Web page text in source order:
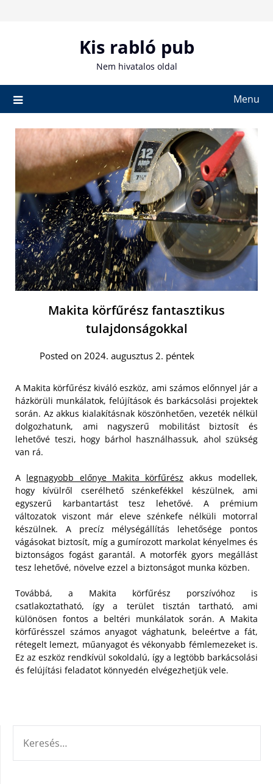
Kis rabló pub
Nem hivatalos oldal
Menu
Makita körfűrész fantasztikus
tulajdonságokkal
Posted on 2024. augusztus 2. péntek
A Makita körfűrész kiváló eszköz, ami számos előnnyel jár a
házkörüli munkálatok, felújítások és barkácsolási projektek
során. Az akkus kialakításnak köszönhetően, vezeték nélkül
dolgozhatunk, ami nagyszerű mobilitást biztosít és
lehetővé teszi, hogy bárhol használhassuk, ahol szükség
van rá.
A legnagyobb előnye Makita körfűrész akkus modellek,
hogy kívülről cserélhető szénkefékkel készülnek, ami
egyszerű karbantartást tesz lehetővé.A prémium
változatok viszont már eleve szénkefe nélküli motorral
készülnek. A precíz mélységállítás lehetősége pontos
vágásokat biztosít, míg a gumírozott markolat kényelmes és
biztonságos fogást garantál. A motorfék gyors megállást
tesz lehetővé, növelve ezzel a biztonságot munka közben.
Továbbá, a Makita körfűrész porszívóhoz is
csatlakoztatható, így a terület tisztán tartható, ami
különösen fontos a beltéri munkálatok során. A Makita
körfűrésszel számos anyagot vághatunk, beleértve a fát,
rétegelt lemezt, műanyagot és vékonyabb fémlemezeket is.
Ez az eszköz rendkívül sokoldalú, így a legtöbb barkácsolási
és felújítási feladatot könnyedén elvégezhetjük vele.